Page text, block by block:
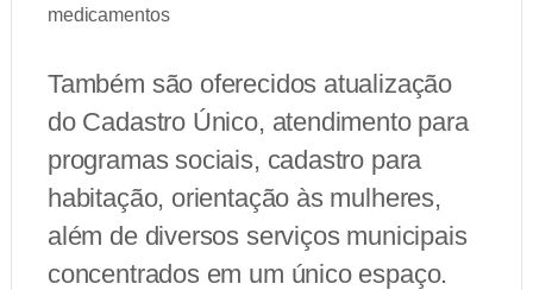
medicamentos
Também são oferecidos atualização
do Cadastro Único, atendimento para
programas sociais, cadastro para
habitação, orientação às mulheres,
além de diversos serviços municipais
concentrados em um único espaço.